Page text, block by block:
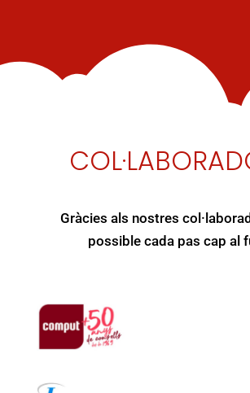
Gràcies als nostres
possible cada pas cap al